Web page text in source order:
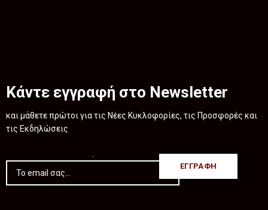
Κάντε εγγραφή στο Newsletter
και μάθετε πρώτοι για τις Νέες Κυκλοφορίες, τις Προσφορές και
τις Εκδηλώσεις